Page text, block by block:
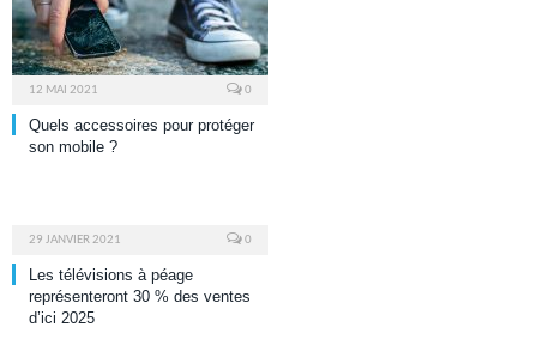
12 MAI 2021 0
Quels accessoires pour protéger
son mobile ?
29 JANVIER 2021 0
Les télévisions à péage
représenteront 30 % des ventes
d’ici 2025